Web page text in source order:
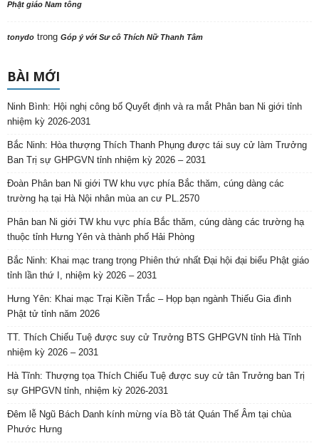
Phật giáo Nam tông
tonydo trong Góp ý với Sư cô Thích Nữ Thanh Tâm
BÀI MỚI
Ninh Bình: Hội nghị công bố Quyết định và ra mắt Phân ban Ni giới tỉnh
nhiệm kỳ 2026-2031
Bắc Ninh: Hòa thượng Thích Thanh Phụng được tái suy cử làm Trưởng
Ban Trị sự GHPGVN tỉnh nhiệm kỳ 2026 – 2031
Đoàn Phân ban Ni giới TW khu vực phía Bắc thăm, cúng dàng các
trường hạ tại Hà Nội nhân mùa an cư PL.2570
Phân ban Ni giới TW khu vực phía Bắc thăm, cúng dàng các trường hạ
thuộc tỉnh Hưng Yên và thành phố Hải Phòng
Bắc Ninh: Khai mạc trang trọng Phiên thứ nhất Đại hội đại biểu Phật giáo
tỉnh lần thứ I, nhiệm kỳ 2026 – 2031
Hưng Yên: Khai mạc Trại Kiền Trắc – Họp bạn ngành Thiếu Gia đình
Phật tử tỉnh năm 2026
TT. Thích Chiếu Tuệ được suy cử Trưởng BTS GHPGVN tỉnh Hà Tĩnh
nhiệm kỳ 2026 – 2031
Hà Tĩnh: Thượng tọa Thích Chiếu Tuệ được suy cử tân Trưởng ban Trị
sự GHPGVN tỉnh, nhiệm kỳ 2026-2031
Đêm lễ Ngũ Bách Danh kính mừng vía Bồ tát Quán Thế Âm tại chùa
Phước Hưng